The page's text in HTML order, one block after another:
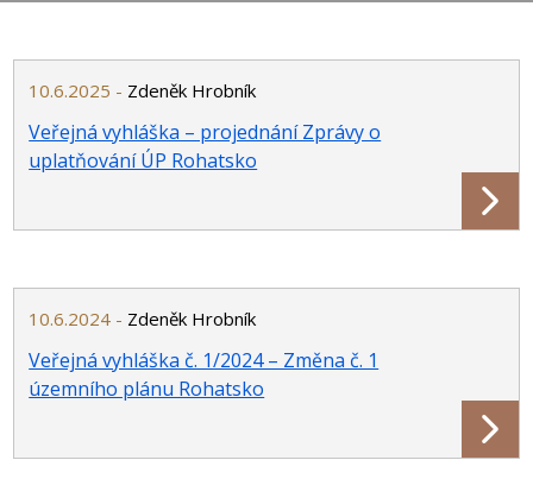
Veřejná vyhláška – projednání Zprávy o
uplatňování ÚP Rohatsko
10.6.2025 - Zdeněk Hrobník
Veřejná vyhláška č. 1/2024 – Změna č. 1
územního plánu Rohatsko
10.6.2024 - Zdeněk Hrobník